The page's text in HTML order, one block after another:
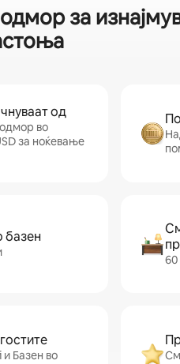
за
од
во
за ноќевање
базен
60
и Базен во